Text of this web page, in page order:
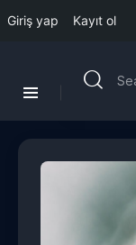
Giriş yap Kayıt ol